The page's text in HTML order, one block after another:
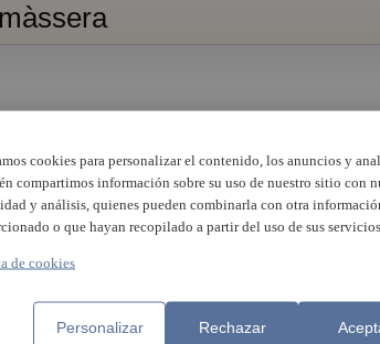
cookies para personalizar el contenido, los anuncios y
compartimos información sobre su uso de nuestro sitio con
y análisis, quienes pueden combinarla con otra
o que hayan recopilado a partir del uso de sus servicios.
de cookies
Personalizar Rechazar